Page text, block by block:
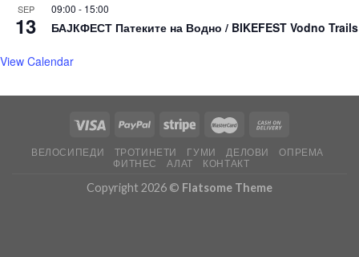
SEP
13
09:00 - 15:00
БАЈКФЕСТ Патеките на Водно / BIKEFEST Vodno Trails
View Calendar
ВЕЛОСИПЕДИ ТРОТИНЕТИ ГУМИ ДЕЛОВИ
ОПРЕМА
ФИТНЕС
АЛАТ КОНТАКТ
Copyright 2026 © Flatsome Theme